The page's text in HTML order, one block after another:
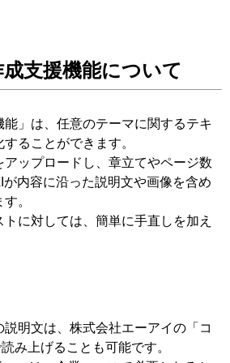
⽀援機能について
能」は、任意のテーマに関するテキ
ることができます。
ップロードし、章⽴てやページ数
内容に沿った説明⽂や画像を含め
。
に対しては、簡単に⼿直しを加え
明⽂は、株式会社エーアイの「コ
み上げることも可能です。